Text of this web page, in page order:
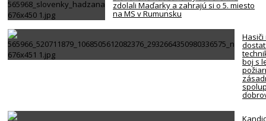
zdolali Maďarky a zahrajú si o 5. miesto
na MS v Rumunsku
Hasiči
boj s